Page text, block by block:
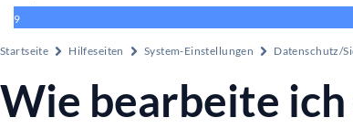
9
Startseite Hilfeseiten System-Einstellungen Datenschutz/
Wie bearbeite